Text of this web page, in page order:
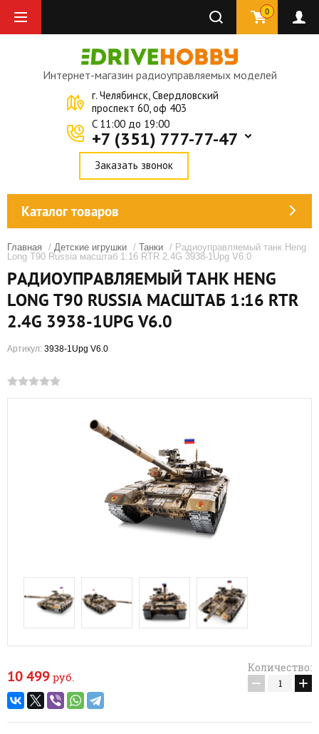
0
Интернет-магазин радиоуправляемых моделей
г. Челябинск, Свердловский
проспект 60, оф 403
C 11:00 до 19:00
+7 (351) 777-77-47
Заказать звонок
Каталог товаров
Главная / Детские игрушки / Танки / Радиоуправляемый танк Heng
Long T90 Russia масштаб 1:16 RTR 2.4G 3938-1Upg V6.0
РАДИОУПРАВЛЯЕМЫЙ ТАНК HENG
LONG T90 RUSSIA МАСШТАБ 1:16 RTR
2.4G 3938-1UPG V6.0
Артикул: 3938-1Upg V6.0
10 499 руб.
Количество:
− +